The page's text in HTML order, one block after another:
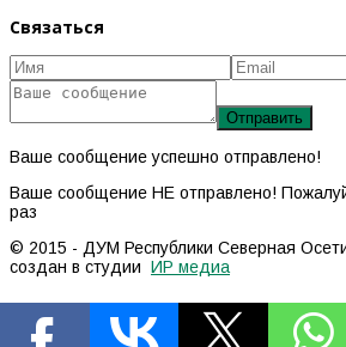
Связаться
Ваше сообщение успешно отправлено!
Ваше сообщение НЕ отправлено!
раз
© 2015 - ДУМ Республики Северная
создан в студии ИР медиа